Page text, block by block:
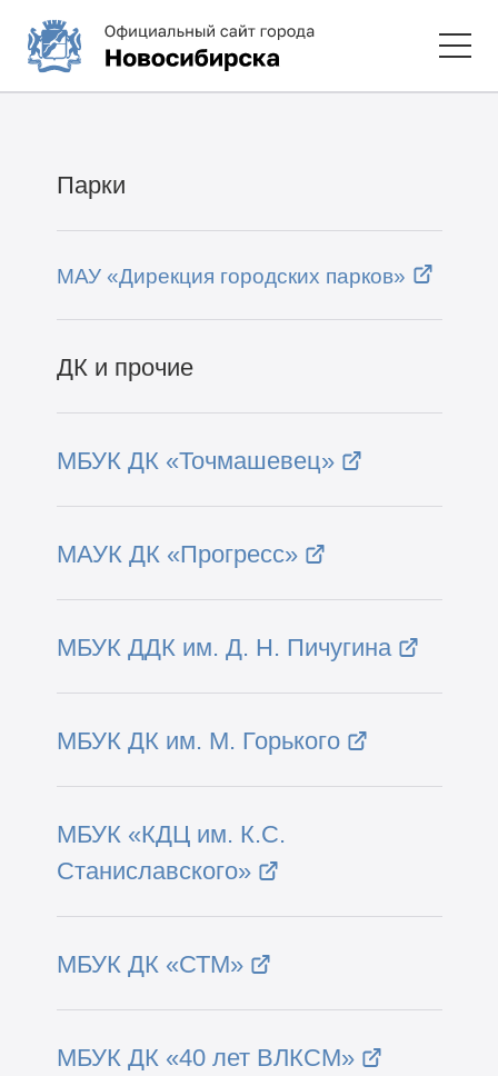
Парки
МАУ «Дирекция городских парков»
ДК и прочие
МБУК ДК «Точмашевец»
МАУК ДК «Прогресс»
МБУК ДДК им. Д. Н. Пичугина
МБУК ДК им. М. Горького
МБУК «КДЦ им. К.С.
Станиславского»
МБУК ДК «СТМ»
МБУК ДК «40 лет ВЛКСМ»